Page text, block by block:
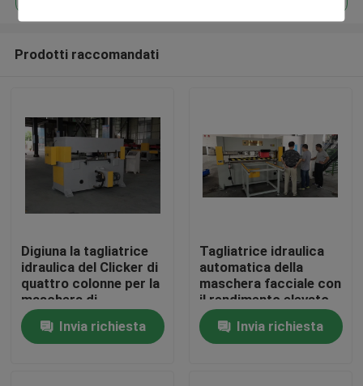
Casa
Prodotti
Prodotti raccomandati
Digiuna la tagliatrice
idraulica del Clicker di
quattro colonne per la
maschera di
protezione N95
Invia richiesta
Tagliatrice idraulica
automatica della
maschera facciale con
il rendimento elevato
Invia richiesta